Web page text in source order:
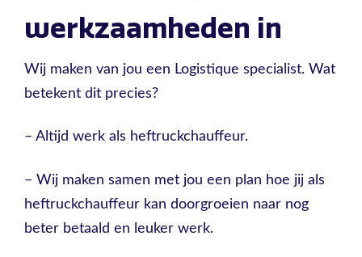
werkzaamheden in
Wij maken van jou een Logistique specialist. Wat
betekent dit precies?
– Altijd werk als heftruckchauffeur.
– Wij maken samen met jou een plan hoe jij als
heftruckchauffeur kan doorgroeien naar nog
beter betaald en leuker werk.